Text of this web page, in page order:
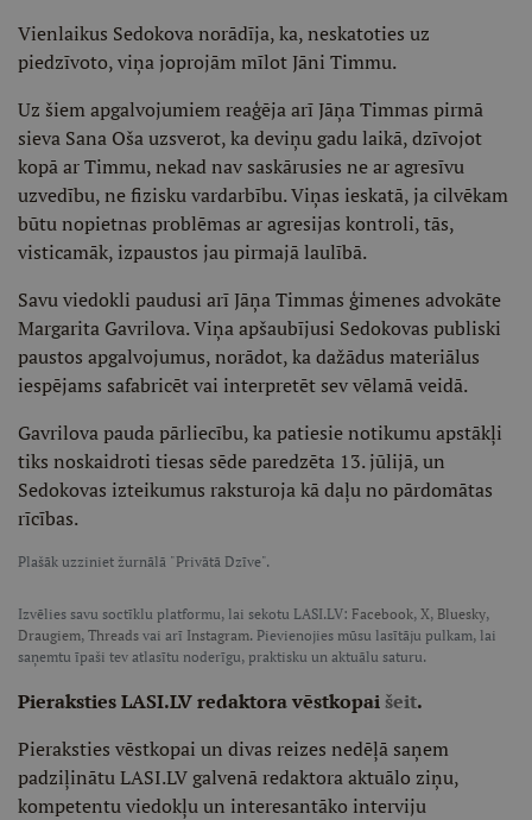
Vienlaikus Sedokova norādīja, ka, neskatoties uz
piedzīvoto, viņa joprojām mīlot Jāni Timmu.
Uz šiem apgalvojumiem reaģēja arī Jāņa Timmas pirmā
sieva Sana Oša uzsverot, ka deviņu gadu laikā, dzīvojot
kopā ar Timmu, nekad nav saskārusies ne ar agresīvu
uzvedību, ne fizisku vardarbību. Viņas ieskatā, ja cilvēkam
būtu nopietnas problēmas ar agresijas kontroli, tās,
visticamāk, izpaustos jau pirmajā laulībā.
Savu viedokli paudusi arī Jāņa Timmas ģimenes advokāte
Margarita Gavrilova. Viņa apšaubījusi Sedokovas publiski
paustos apgalvojumus, norādot, ka dažādus materiālus
iespējams safabricēt vai interpretēt sev vēlamā veidā.
Gavrilova pauda pārliecību, ka patiesie notikumu apstākļi
tiks noskaidroti tiesas sēde paredzēta 13. jūlijā, un
Sedokovas izteikumus raksturoja kā daļu no pārdomātas
rīcības.
Plašāk uzziniet žurnālā "Privātā Dzīve".
Izvēlies savu soctīklu platformu, lai sekotu LASI.LV: Facebook, X, Bluesky,
Draugiem, Threads vai arī Instagram. Pievienojies mūsu lasītāju pulkam, lai
saņemtu īpaši tev atlasītu noderīgu, praktisku un aktuālu saturu.
Pieraksties LASI.LV redaktora vēstkopaišeit.
Pieraksties vēstkopai un divas reizes nedēļā saņem
padziļinātu LASI.LV galvenā redaktora aktuālo ziņu,
kompetentu viedokļu un interesantāko interviju